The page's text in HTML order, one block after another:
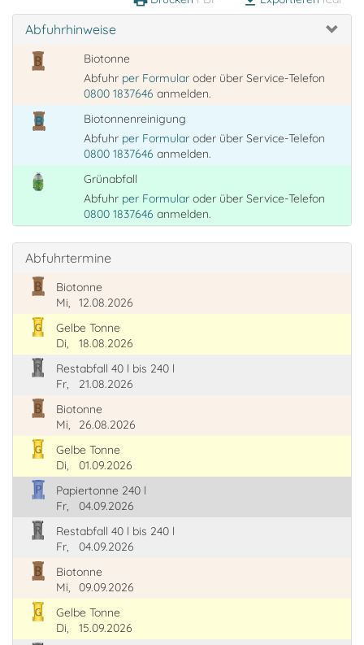
Abfuhrhinweise
Biotonne
Abfuhr per Formular oder über Service-Telefon
0800 1837646 anmelden.
Biotonnenreinigung
Abfuhr per Formular oder über Service-Telefon
0800 1837646 anmelden.
Grünabfall
Abfuhr per Formular oder über Service-Telefon
0800 1837646 anmelden.
Abfuhrtermine
Biotonne
Mi,
12.08.2026
Gelbe Tonne
Di,
18.08.2026
Restabfall 40 l bis 240 l
Fr,
21.08.2026
Biotonne
Mi,
26.08.2026
Gelbe Tonne
Di,
01.09.2026
Papiertonne 240 l
Fr,
04.09.2026
Restabfall 40 l bis 240 l
Fr,
04.09.2026
Biotonne
Mi,
09.09.2026
Gelbe Tonne
Di,
15.09.2026